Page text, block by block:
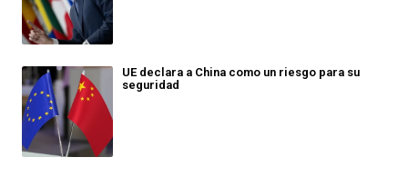
UE declara a China como un riesgo para su
seguridad